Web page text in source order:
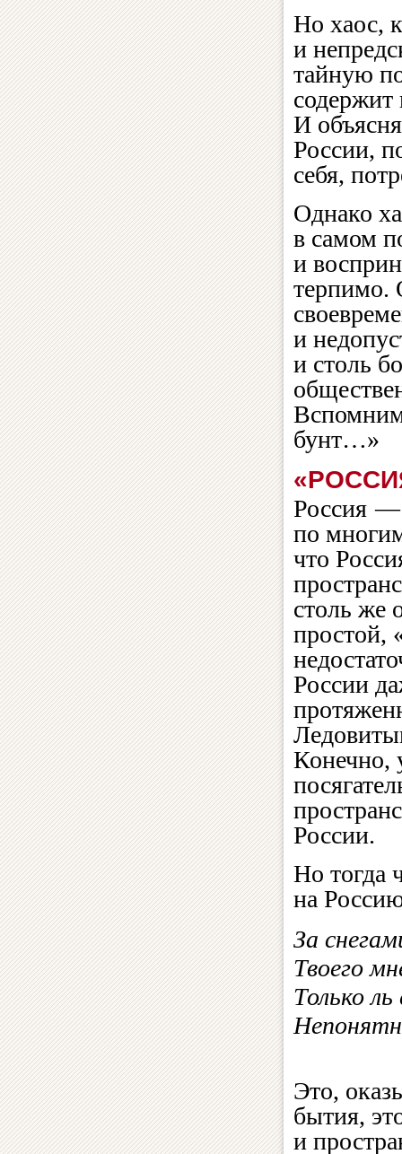
Но хаос,
и
тайную
содержит
И
России,
себя,
Однако
в самом
и
терпимо.
и
и столь
бунт…»
Россия —
по
что
столь же
простой,
России
Конечно,
России.
Но тогда
на
За
Твоего
Только
Это,
бытия,
и